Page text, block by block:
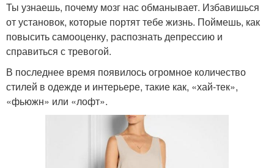
Ты узнаешь, почему мозг нас обманывает. Избавишься
от установок, которые портят тебе жизнь. Поймешь, как
повысить самооценку, распознать депрессию и
справиться с тревогой.
В последнее время появилось огромное количество
стилей в одежде и интерьере, такие как, «хай-тек»,
«фьюжн» или «лофт».